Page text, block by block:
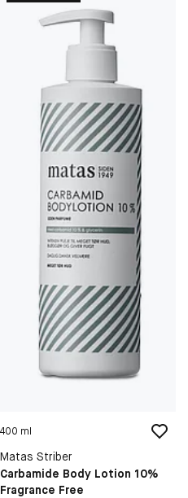
400 ml
Matas Striber
Carbamide Body Lotion 10%
Fragrance Free